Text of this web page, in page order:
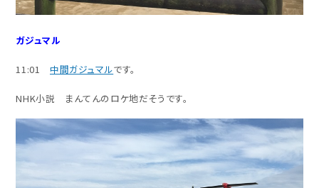
ガジュマル
11:01 中間ガジュマルです。
NHK小説 まんてんのロケ地だそうです。